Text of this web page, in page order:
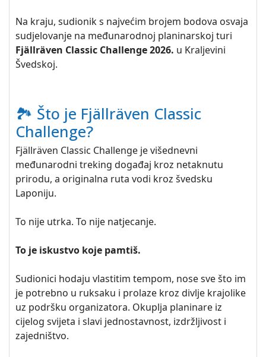
Na kraju, sudionik s najvećim brojem bodova osvaja
sudjelovanje na međunarodnoj planinarskoj turi
Fjällräven Classic Challenge 2026. u Kraljevini
Švedskoj.
🏞️ Što je Fjällräven Classic
Challenge?
Fjällräven Classic Challenge je višednevni
međunarodni treking događaj kroz netaknutu
prirodu, a originalna ruta vodi kroz švedsku
Laponiju.
To nije utrka. To nije natjecanje.
To je iskustvo koje pamtiš.
Sudionici hodaju vlastitim tempom, nose sve što im
je potrebno u ruksaku i prolaze kroz divlje krajolike
uz podršku organizatora. Okuplja planinare iz
cijelog svijeta i slavi jednostavnost, izdržljivost i
zajedništvo.